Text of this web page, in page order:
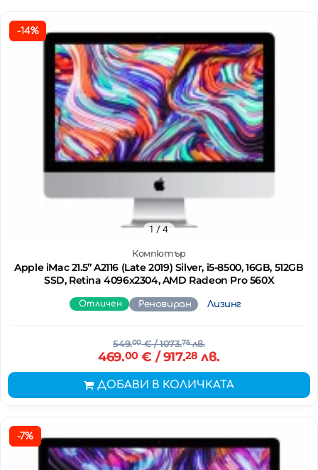
-14%
Компютър
Apple iMac 21.5’’ A2116 (Late 2019) Silver, i5-8500, 16GB, 512GB
SSD, Retina 4096x2304, AMD Radeon Pro 560X
1 / 4
Отличен Реновиран Лизинг
549.00€/ 1073.75лв.
469.00€ / 917.28 лв.
ДОБАВИ В КОЛИЧКАТА
-7%